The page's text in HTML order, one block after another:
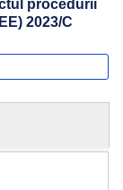
procedurii
2023/C